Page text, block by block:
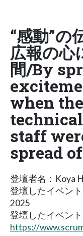
“感動”の
広報の心
間/By
when
staff
spread
登壇者名：Koya
登壇したイベン
2025
登壇したイベント
https://